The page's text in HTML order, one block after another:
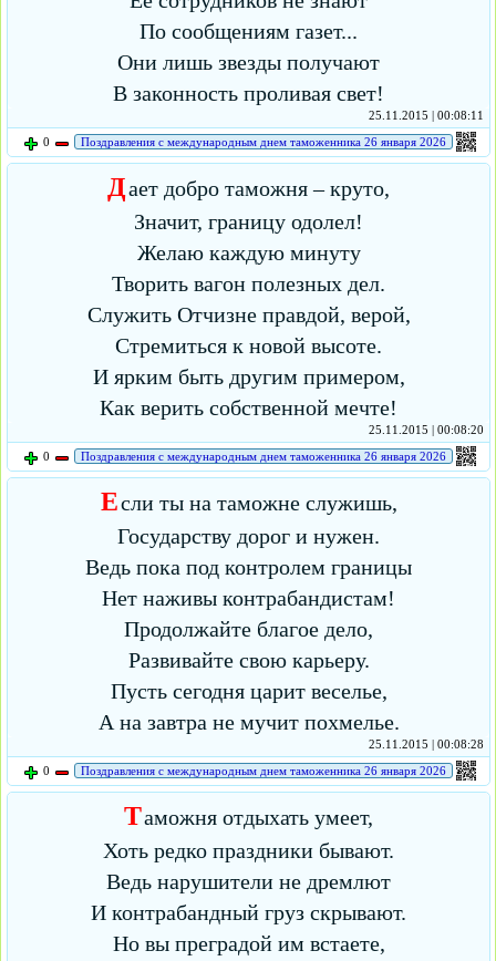
По сообщениям газет...
Они лишь звезды получают
В законность проливая свет!
25.11.2015 | 00:08:11
0
Поздравления с международным днем таможенника 26 января 2026
Дает добро таможня – круто,
Значит, границу одолел!
Желаю каждую минуту
Творить вагон полезных дел.
Служить Отчизне правдой, верой,
Стремиться к новой высоте.
И ярким быть другим примером,
Как верить собственной мечте!
25.11.2015 | 00:08:20
0
Поздравления с международным днем таможенника 26 января 2026
Если ты на таможне служишь,
Государству дорог и нужен.
Ведь пока под контролем границы
Нет наживы контрабандистам!
Продолжайте благое дело,
Развивайте свою карьеру.
Пусть сегодня царит веселье,
А на завтра не мучит похмелье.
25.11.2015 | 00:08:28
0
Поздравления с международным днем таможенника 26 января 2026
Таможня отдыхать умеет,
Хоть редко праздники бывают.
Ведь нарушители не дремлют
И контрабандный груз скрывают.
Но вы преградой им встаете,